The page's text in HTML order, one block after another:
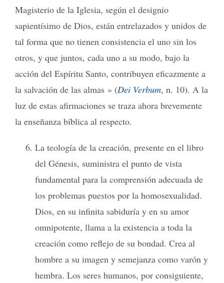
Magisterio de la Iglesia, según el designio
sapientísimo de Dios, están entrelazados y unidos de
tal forma que no tienen consistencia el uno sin los
otros, y que juntos, cada uno a su modo, bajo la
acción del Espíritu Santo, contribuyen eficazmente a
la salvación de las almas » (Dei Verbum, n. 10). A la
luz de estas afirmaciones se traza ahora brevemente
la enseñanza bíblica al respecto.
La teología de la creación, presente en el libro
del Génesis, suministra el punto de vista
fundamental para la comprensión adecuada de
los problemas puestos por la homosexualidad.
Dios, en su infinita sabiduría y en su amor
omnipotente, llama a la existencia a toda la
creación como reflejo de su bondad. Crea al
hombre a su imagen y semejanza como varón y
hembra. Los seres humanos, por consiguiente,